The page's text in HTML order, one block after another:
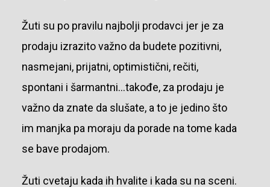
Žuti su po pravilu najbolji prodavci jer je za
prodaju izrazito važno da budete pozitivni,
nasmejani, prijatni, optimistični, rečiti,
spontani i šarmantni…takođe, za prodaju je
važno da znate da slušate, a to je jedino što
im manjka pa moraju da porade na tome kada
se bave prodajom.
Žuti cvetaju kada ih hvalite i kada su na sceni.